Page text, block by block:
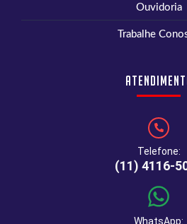
Ouvidoria
Trabalhe
Telefone:
(11) 4116-
WhatsApp: